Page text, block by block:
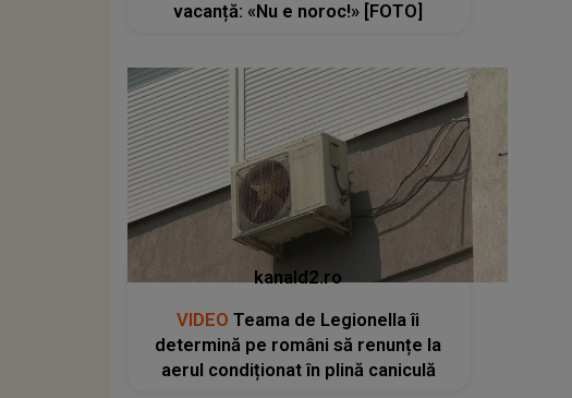
vacanță: «Nu e noroc!» [FOTO]
kanald2.ro
VIDEO Teama de Legionella îi
determină pe români să renunțe la
aerul condiționat în plină caniculă